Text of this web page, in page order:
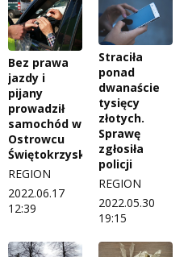
Bez prawa
jazdy i
pijany
prowadził
samochód w
Ostrowcu
Świętokrzyskim
REGION
2022.06.17
12:39
Straciła
ponad
dwanaście
tysięcy
złotych.
Sprawę
zgłosiła
policji
REGION
2022.05.30
19:15